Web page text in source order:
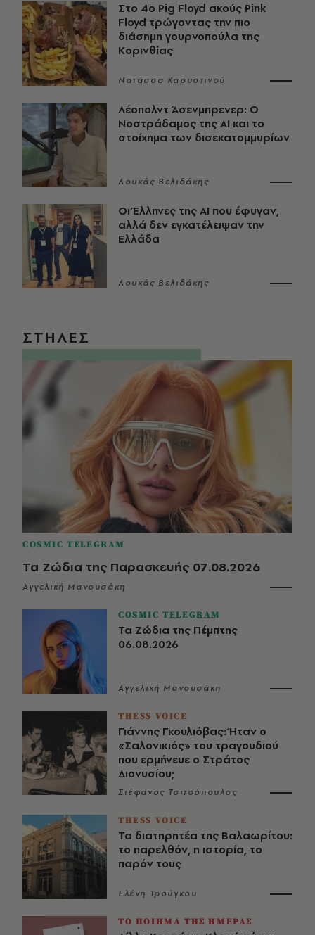
Στο 4ο Pig Floyd ακούς Pink
Floyd τρώγοντας την πιο
διάσημη γουρνοπούλα της
Κορινθίας
Νατάσσα Καρυστινού
Λέοπολντ Άσενμπρενερ: Ο
Νοστράδαμος της AI και το
στοίχημα των δισεκατομμυρίων
Λουκάς Βελιδάκης
Οι Έλληνες της ΑΙ που έφυγαν,
αλλά δεν εγκατέλειψαν την
Ελλάδα
Λουκάς Βελιδάκης
ΣΤΗΛΕΣ
COSMIC TELEGRAM
Τα Ζώδια της Παρασκευής 07.08.2026
Αγγελική Μανουσάκη
COSMIC TELEGRAM
Τα Ζώδια της Πέμπτης
06.08.2026
Αγγελική Μανουσάκη
THESS VOICE
Γιάννης Γκουλιόβας: Ήταν ο
«Σαλονικιός» του τραγουδιού
που ερμήνευε ο Στράτος
Διονυσίου;
Στέφανος Τσιτσόπουλος
THESS VOICE
Τα διατηρητέα της Βαλαωρίτου:
το παρελθόν, η ιστορία, το
παρόν τους
Ελένη Τρούγκου
ΤΟ ΠΟΙΗΜΑ ΤΗΣ ΗΜΕΡΑΣ